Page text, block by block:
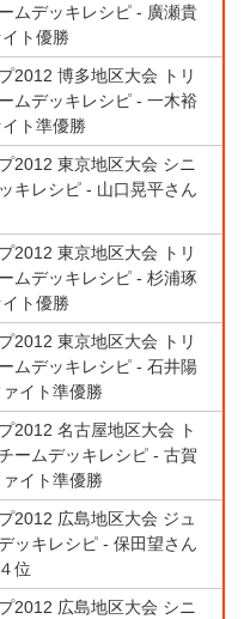
ムデッキレシピ - 廣瀬貴
ト優勝
2012 博多地区大会 トリ
ムデッキレシピ - 一木裕
ト準優勝
2012 東京地区大会 シニ
キレシピ - 山口晃平さん
2012 東京地区大会 トリ
ムデッキレシピ - 杉浦琢
ト優勝
2012 東京地区大会 トリ
ムデッキレシピ - 石井陽
イト準優勝
2012 名古屋地区大会 ト
ームデッキレシピ - 古賀
イト準優勝
2012 広島地区大会 ジュ
ッキレシピ - 保田望さん
位
2012 広島地区大会 シニ